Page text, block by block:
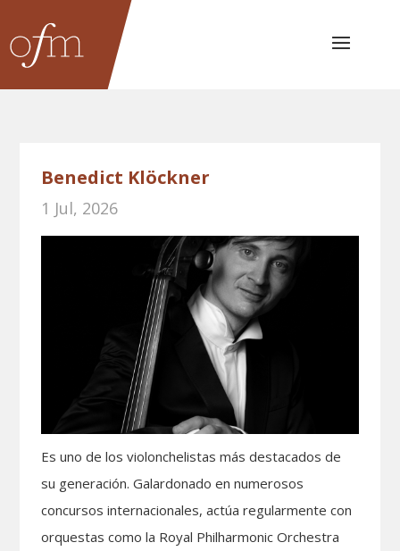
Benedict Klöckner
1 Jul, 2026
Es uno de los violonchelistas más destacados de
su generación. Galardonado en numerosos
concursos internacionales, actúa regularmente con
orquestas como la Royal Philharmonic Orchestra